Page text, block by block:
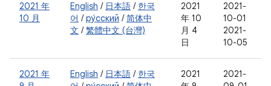
2021 年
10 月
English / 日本語 / 한국
어 /ру́сский /简体中
文 /繁體中文 (台灣)
2021
年 10
月 4
日
2021-
10-01
2021-
10-05
2021 年
English / 日本語 / 한국
2021
2021-